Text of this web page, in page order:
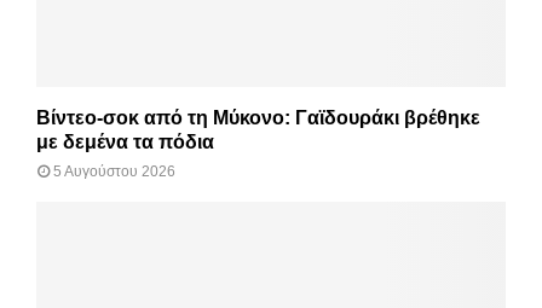
Βίντεο-σοκ από τη Μύκονο: Γαϊδουράκι βρέθηκε
με δεμένα τα πόδια
5 Αυγούστου 2026